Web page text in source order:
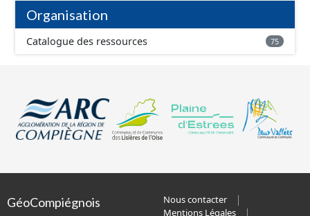
Organisation
Catalogue des ressources 75
GéoCompiégnois
Nous contacter
Mentions Légales